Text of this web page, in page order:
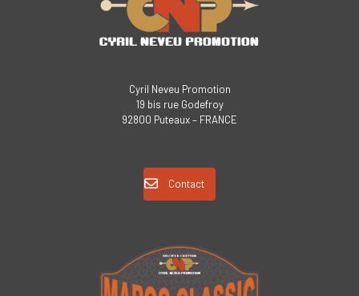
Cyril Neveu Promotion
19 bis rue Godefroy
92800 Puteaux – FRANCE
Contact